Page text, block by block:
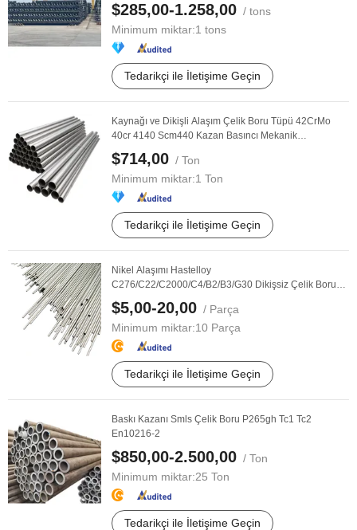
$285,00-1.258,00 / tons
Minimum miktar:1 tons
Tedarikçi ile İletişime Geçin
Kaynağı ve Dikişli Alaşım Çelik Boru Tüpü 42CrMo
40cr 4140 Scm440 Kazan Basıncı Mekanik
Uygulamaları ...
$714,00 / Ton
Minimum miktar:1 Ton
Tedarikçi ile İletişime Geçin
Nikel Alaşımı Hastelloy
C276/C22/C2000/C4/B2/B3/G30 Dikişsiz Çelik Boru
Kapiler Tüp Çin Üreticisi
$5,00-20,00 / Parça
Minimum miktar:10 Parça
Tedarikçi ile İletişime Geçin
Baskı Kazanı Smls Çelik Boru P265gh Tc1 Tc2
En10216-2
$850,00-2.500,00 / Ton
Minimum miktar:25 Ton
Tedarikçi ile İletişime Geçin